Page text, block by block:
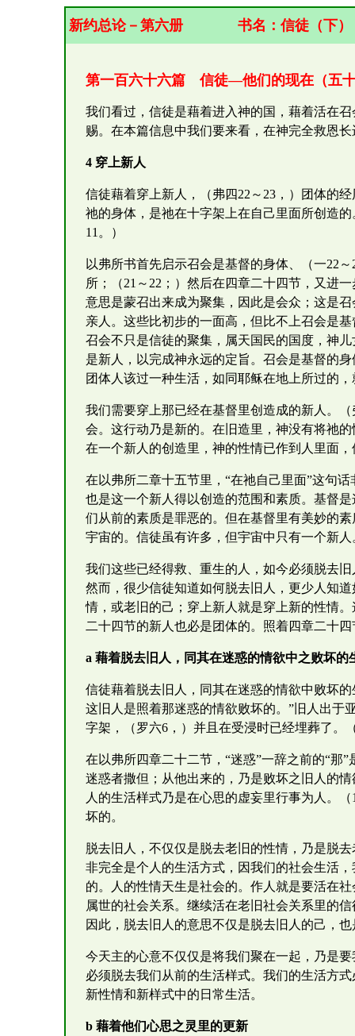
新约总论－第六册 书名： 信徒（下）
第一百六十六篇 信徒—他们的现在（五
我们看过，信徒是藉着进入神的国，藉着活在
赐。在本篇信息中我们要来看，在神完全救恩
4 穿上新人
信徒藉着穿上新人，（弗四22～23，）团体的
祂的身体，是祂在十字架上在自己里面所创造
11。）
以弗所书首先启示召会是基督的身体、（一22
所；（21～22；）然后在四章二十四节，又进
意思是蒙召出来成为聚集，因此是会众；这是
亲人。这些比初步的一面高，但比不上召会是
召会不只是信徒的聚集，属天国民的国度，神
是新人，以完成神永远的定旨。召会是基督的
团体人该过一种生活，如同耶稣在地上所过的
我们需要穿上那已经在基督里创造成的新人。
会。这行动乃是新的。在旧造里，神没有将祂
在一个新人的创造里，神的性情已作到人里面
在以弗所二章十五节里，“在祂自己里面”这句
也是这一个新人得以创造的范围和素质。基督
们从前的素质是罪恶的。但在基督里有美妙的
宇宙的。信徒虽有许多，但宇宙中只有一个新
我们这些已经得救、重生的人，如今必须脱去
然而，很少信徒知道如何脱去旧人，更少人知
情，或老旧的己；穿上新人就是穿上新的性情
二十四节的新人也必是团体的。照着四章二十
a 藉着脱去旧人，同其在迷惑的情欲中之败坏的
信徒藉着脱去旧人，同其在迷惑的情欲中败坏
这旧人是照着那迷惑的情欲败坏的。”旧人出于
字架，（罗六6，）并且在受浸时已经埋葬了。
在以弗所四章二十二节，“迷惑”一辞之前的“那
迷惑者撒但；从他出来的，乃是败坏之旧人的
人的生活样式乃是在心思的虚妄里行事为人。
坏的。
脱去旧人，不仅仅是脱去老旧的性情，乃是脱
非完全是个人的生活方式，因我们的社会生活
的。人的性情天生是社会的。作人就是要活在
属世的社会关系。继续活在老旧社会关系里的
因此，脱去旧人的意思不仅是脱去旧人的己，
今天主的心意不仅仅是将我们聚在一起，乃是
必须脱去我们从前的生活样式。我们的生活方
新性情和新样式中的日常生活。
b 藉着他们心思之灵里的更新